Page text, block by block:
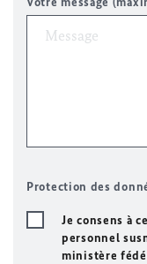
Protection des
Je consens à
personnel
ministère